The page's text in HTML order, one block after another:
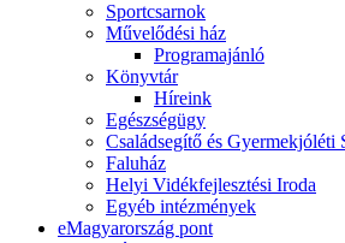
Sportcsarnok
Művelődési ház
Programajánló
Könyvtár
Híreink
Egészségügy
Családsegítő és Gyermekjóléti
Faluház
Helyi Vidékfejlesztési Iroda
Egyéb intézmények
eMagyarország pont